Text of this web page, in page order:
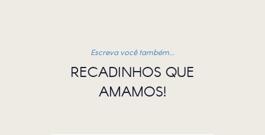
Escreva você também...
RECADINHOS QUE
AMAMOS!